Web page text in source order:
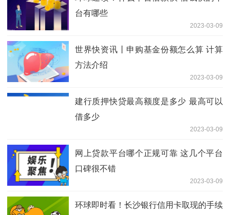
台有哪些
2023-03-09
世界快资讯丨申购基金份额怎么算 计算
方法介绍
2023-03-09
建行质押快贷最高额度是多少 最高可以
借多少
2023-03-09
网上贷款平台哪个正规可靠 这几个平台
口碑很不错
2023-03-09
环球即时看！长沙银行信用卡取现的手续